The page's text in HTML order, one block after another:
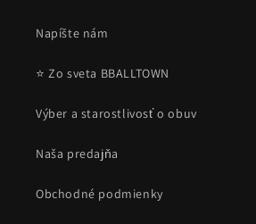
Napíšte nám
⭐ Zo sveta BBALLTOWN
Výber a starostlivosť o obuv
Naša predajňa
Obchodné podmienky